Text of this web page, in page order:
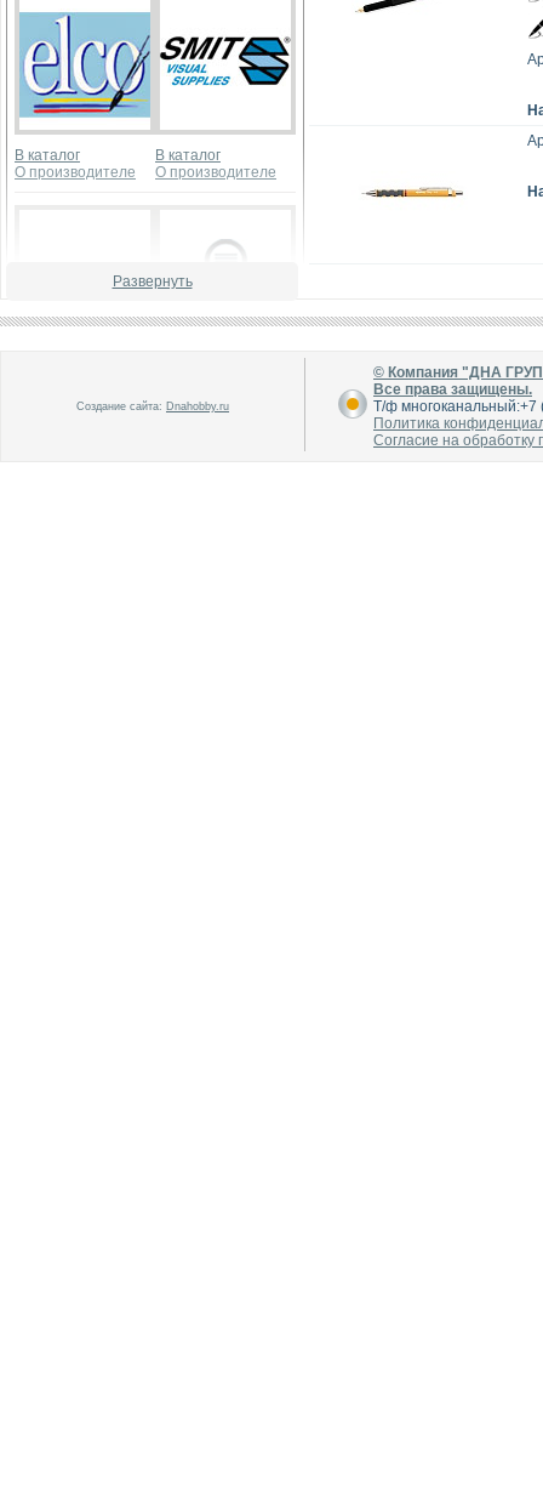
В каталог
О производителе
В каталог
О производителе
Развернуть
Создание сайта: Dnahobby.ru
© Компания "ДНА
Все права защищены.
Т/ф
Политика
Согласие на